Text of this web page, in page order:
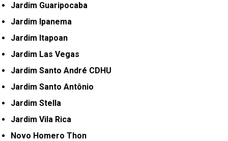
Jardim Guaripocaba
Jardim Ipanema
Jardim Itapoan
Jardim Las Vegas
Jardim Santo André CDHU
Jardim Santo Antônio
Jardim Stella
Jardim Vila Rica
Novo Homero Thon